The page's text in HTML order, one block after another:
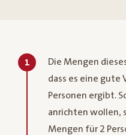
1
Die Mengen
dass es eine gute
Personen ergibt.
anrichten wollen,
Mengen für 2